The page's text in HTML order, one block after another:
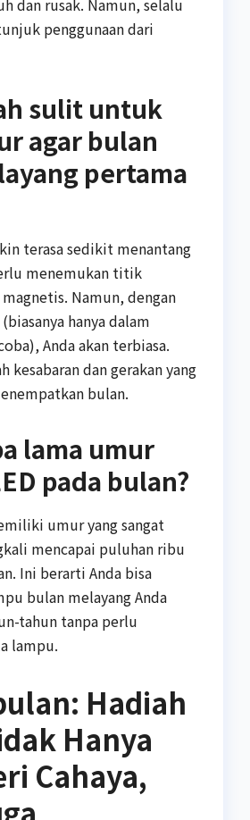
dan rusak. Namun, selalu
penggunaan dari
sulit untuk
agar bulan
pertama
terasa sedikit menantang
menemukan titik
Namun, dengan
hanya dalam
Anda akan terbiasa.
kesabaran dan gerakan yang
bulan.
lama umur
pada bulan?
umur yang sangat
mencapai puluhan ribu
Ini berarti Anda bisa
bulan melayang Anda
tahun tanpa perlu
lampu.
Hadiah
Hanya
Cahaya,